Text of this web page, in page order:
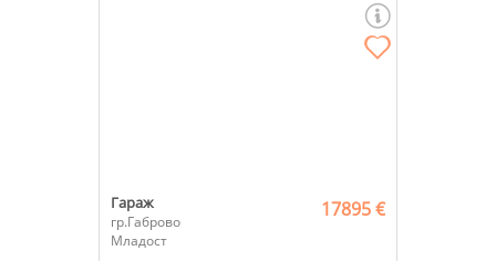
Гараж
гр.Габрово
Младост
17895 €